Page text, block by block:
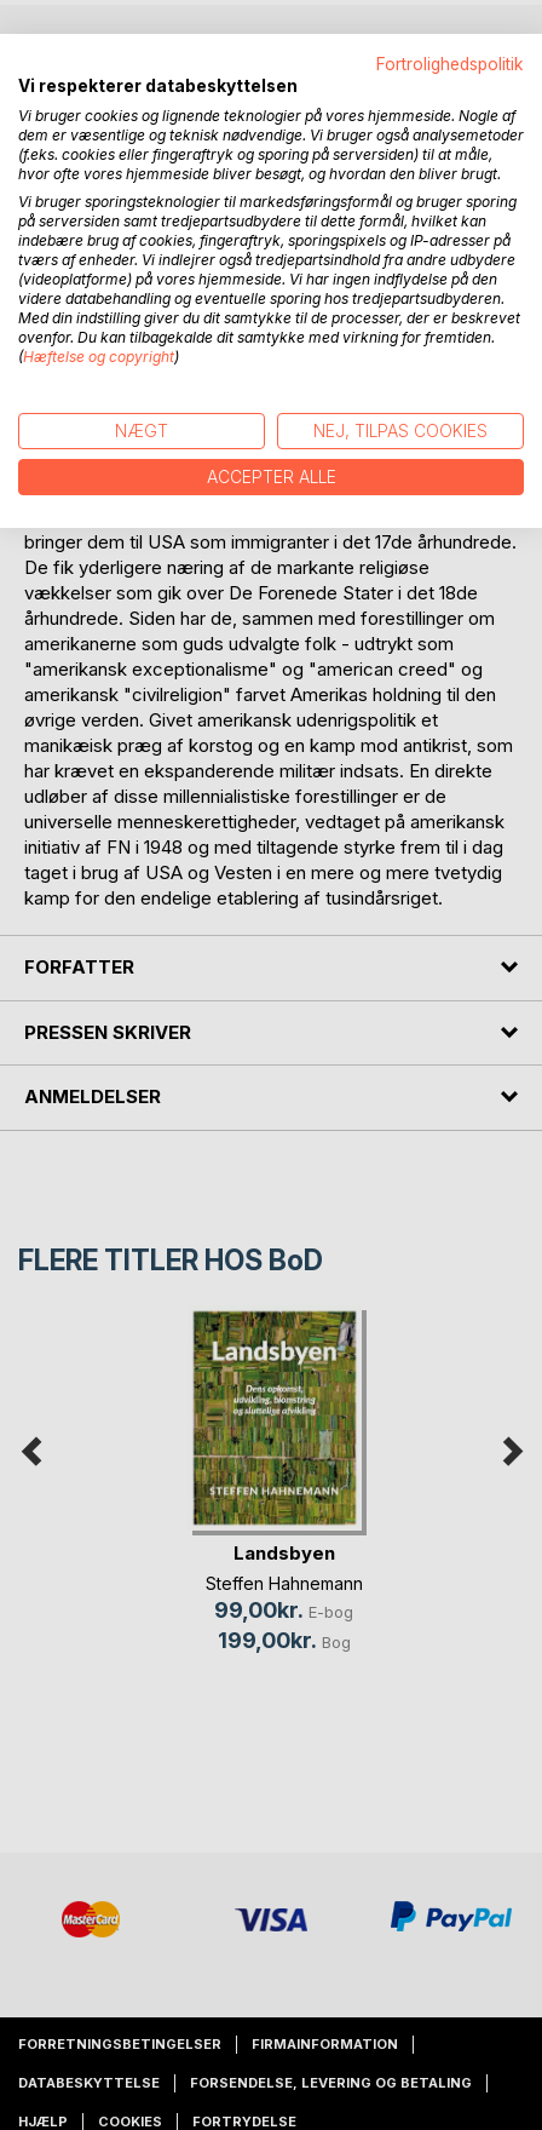
Forfatteren er uddannet læge. Han har i mange år
beskæftiget sig med historiske emner og publiceret artikler
og bøger om dansk-europæisk landbohistorie fra
senmiddelalderen og nyere tid. Han har desuden i flere år
arbejdet med Mellemøstens nyere historie med
hovedvægten på vestlig missionsvirksomed før og efter
1ste verdenskrig.
Nærværende bog omhandler den indvirkning som bibelske
beretninger om det dennesidige tusindårsriges fremkomst
Antikrist har haft på amerikansk udenrigspolitik. De særlige
bibeltolkninger - især forbundet med Johannes'
Åbenbaring i det Ny Testamente - kan følges tilbage til det
12te århundrede og frem gennem bondeoprørerne i
bringer dem til USA som immigranter i det 17de århundrede.
De fik yderligere næring af de markante religiøse
vækkelser som gik over De Forenede Stater i det 18de
århundrede. Siden har de, sammen med forestillinger om
amerikanerne som guds udvalgte folk - udtrykt som
"amerikansk exceptionalisme" og "american creed" og
amerikansk "civilreligion" farvet Amerikas holdning til den
øvrige verden. Givet amerikansk udenrigspolitik et
manikæisk præg af korstog og en kamp mod antikrist, som
har krævet en ekspanderende militær indsats. En direkte
udløber af disse millennialistiske forestillinger er de
universelle menneskerettigheder, vedtaget på amerikansk
initiativ af FN i 1948 og med tiltagende styrke frem til i dag
taget i brug af USA og Vesten i en mere og mere tvetydig
kamp for den endelige etablering af tusindårsriget.
FORFATTER
PRESSEN SKRIVER
ANMELDELSER
FLERE TITLER HOS BoD
Landsbyen
Steffen Hahnemann
99,00kr. E-bog
199,00kr. Bog
FORRETNINGSBETINGELSER FIRMAINFORMATION
DATABESKYTTELSE FORSENDELSE, LEVERING OG BETALING
HJÆLP COOKIES FORTRYDELSE
Fortrolighedspolitik
Vi respekterer databeskyttelsen
Vi bruger cookies og lignende teknologier på vores hjemmeside. Nogle af
dem er væsentlige og teknisk nødvendige. Vi bruger også analysemetoder
(f.eks. cookies eller fingeraftryk og sporing på serversiden) til at måle,
hvor ofte vores hjemmeside bliver besøgt, og hvordan den bliver brugt.
Vi bruger sporingsteknologier til markedsføringsformål og bruger sporing
på serversiden samt tredjepartsudbydere til dette formål, hvilket kan
indebære brug af cookies, fingeraftryk, sporingspixels og IP-adresser på
tværs af enheder. Vi indlejrer også tredjepartsindhold fra andre udbydere
(videoplatforme) på vores hjemmeside. Vi har ingen indflydelse på den
videre databehandling og eventuelle sporing hos tredjepartsudbyderen.
Med din indstilling giver du dit samtykke til de processer, der er beskrevet
ovenfor. Du kan tilbagekalde dit samtykke med virkning for fremtiden.
(Hæftelse og copyright)
NÆGT NEJ, TILPAS COOKIES
ACCEPTER ALLE